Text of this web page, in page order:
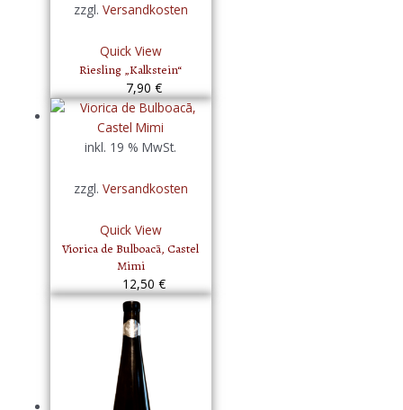
zzgl. Versandkosten
Quick View
Riesling „Kalkstein“
7,90€
inkl. 19 % MwSt.
zzgl. Versandkosten
Quick View
Viorica de Bulboacā, Castel
Mimi
12,50€